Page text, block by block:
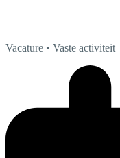
Vacature • Vaste activiteit